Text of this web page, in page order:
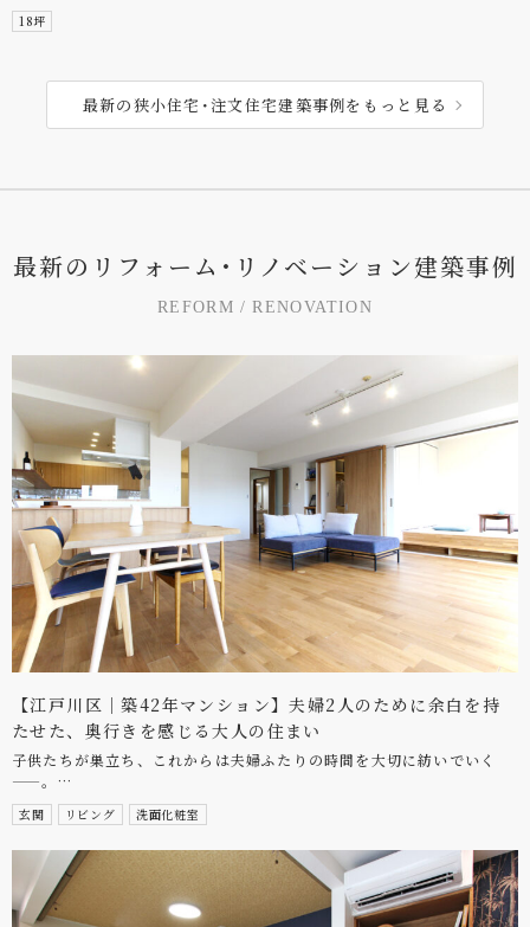
18坪
最新の狭小住宅･注文住宅建築事例をもっと見る
最新の リ フ ォ ー ム ･ リ ノ ベー シ ョ ン建築事例
RE FORM / RENOVATION
【江戸川区｜築42年マンション】夫婦2人のために余白を持
たせた、奥行きを感じる大人の住まい
子供たちが巣立ち、これからは夫婦ふたりの時間を大切に紡いでいく
——。…
玄関 リビング 洗面化粧室